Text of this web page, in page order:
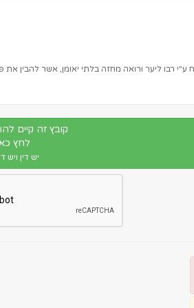
רבו ליער ורואה מחזה בלתי יאומן, אשר להבין את
קובץ זה קיים
לחץ
יש דין ויש דיין סרט